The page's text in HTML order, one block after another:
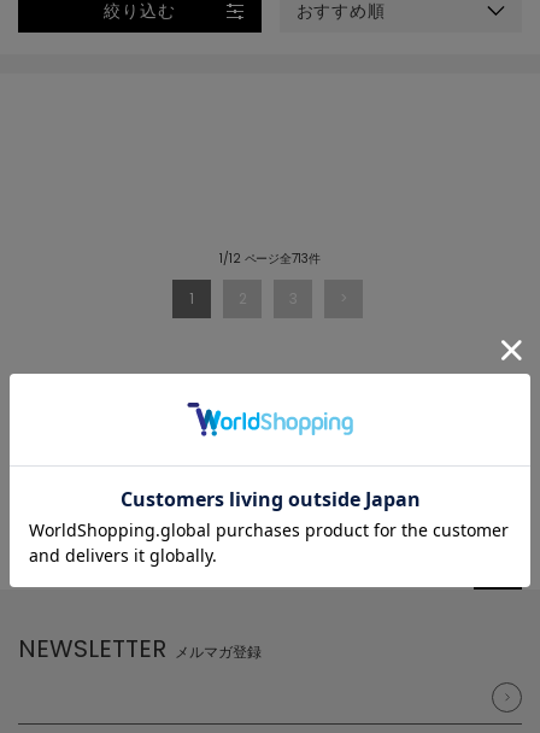
絞り込む おすすめ順
1/12 ページ全713件
1 2 3
NEWSLETTER メルマガ登録